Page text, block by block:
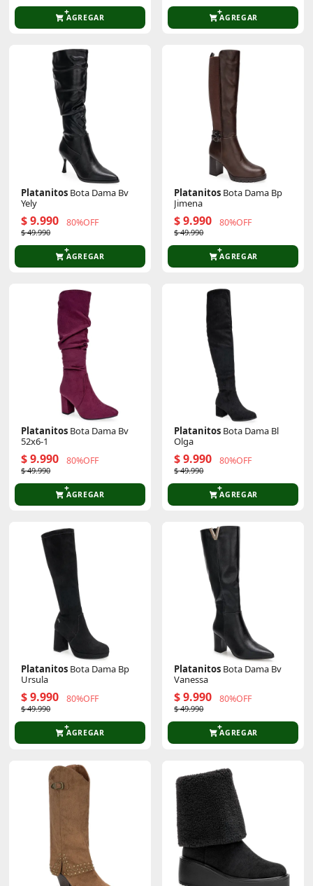
AGREGAR AGREGAR
Platanitos Bota Dama Bv
Yely
$ 9.990 80%OFF
$ 49.990
AGREGAR
Platanitos Bota Dama Bp
Jimena
$ 9.990 80%OFF
$ 49.990
AGREGAR
Platanitos Bota Dama Bv
52x6-1
$ 9.990 80%OFF
$ 49.990
AGREGAR
Platanitos Bota Dama Bl
Olga
$ 9.990 80%OFF
$ 49.990
AGREGAR
Platanitos Bota Dama Bp
Ursula
$ 9.990 80%OFF
$ 49.990
AGREGAR
Platanitos Bota Dama Bv
Vanessa
$ 9.990 80%OFF
$ 49.990
AGREGAR